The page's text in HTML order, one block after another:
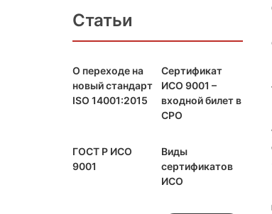
Статьи
О переходе на
новый стандарт
ISO 14001:2015
Сертификат
ИСО 9001 –
входной билет в
СРО
ГОСТ Р ИСО
9001
Виды
сертификатов
ИСО